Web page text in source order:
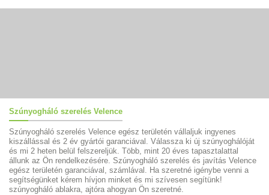
Szúnyogháló szerelés Velence
Szúnyogháló szerelés Velence egész területén vállaljuk ingyenes
kiszállással és 2 év gyártói garanciával. Válassza ki új szúnyoghálóját
és mi 2 heten belül felszereljük. Több, mint 20 éves tapasztalattal
állunk az Ön rendelkezésére. Szúnyogháló szerelés és javítás Velence
egész területén garanciával, számlával. Ha szeretné igénybe venni a
segítségünket kérem hívjon minket és mi szívesen segítünk!
szúnyogháló ablakra, ajtóra ahogyan Ön szeretné.